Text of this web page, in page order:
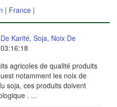
| France |
Karité, Soja, Noix De
agricoles de qualité produits
notamment les noix de
soja, ces produits doivent
. ...